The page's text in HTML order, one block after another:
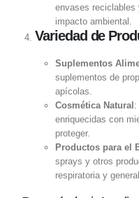
envases reciclables
impacto ambiental.
Variedad de
Suplementos
suplementos de
apícolas.
Cosmética Natural :
enriquecidas con
proteger.
Productos para el
sprays y otros
respiratoria y